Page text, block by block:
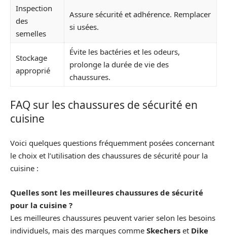
Inspection
des
semelles
Assure sécurité et adhérence. Remplacer
si usées.
Stockage
approprié
Évite les bactéries et les odeurs,
prolonge la durée de vie des
chaussures.
FAQ sur les chaussures de sécurité en
cuisine
Voici quelques questions fréquemment posées concernant
le choix et l’utilisation des chaussures de sécurité pour la
cuisine :
Quelles sont les meilleures chaussures de sécurité
pour la cuisine ?
Les meilleures chaussures peuvent varier selon les besoins
individuels, mais des marques comme Skechers et Dike